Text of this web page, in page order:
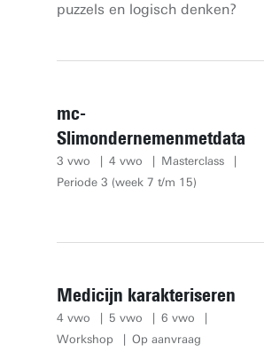
puzzels en logisch denken?
mc-
Slimondernemenmetdata
3 vwo 4 vwo
Masterclass
Periode 3 (week 7 t/m 15)
Medicijn karakteriseren
4 vwo 5 vwo
6 vwo
Workshop
Op aanvraag